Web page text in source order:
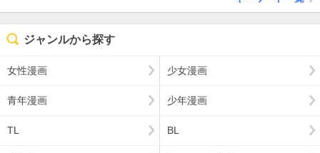
ジャンルから探す
女性漫画 少女漫画
青年漫画 少年漫画
TL BL